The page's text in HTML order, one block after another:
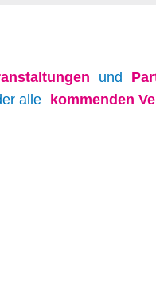
und
alle
kommenden